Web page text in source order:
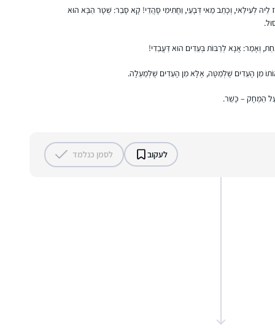
לֵיהּ לְעִילַּאי, וְכָתֵב מַאי דְּבָעֵי, וַחֲתִימִי סָהֲדֵי! קָא סָבַר: שְׁטָר הַבָּא הוּא
וְאָמַר: אֲנָא לְרַבּוֹת בְּעֵדִים הוּא דַּעֲבַדִי!
אוֹתוֹ מִן הָעֵדִים שֶׁלְּמַטָּה, אֶלָּא מִן הָעֵדִים שֶׁלְּמַעְלָה.
הַמְּחָק – כָּשֵׁר.
לעקוב לסמן כנלמד
לפני 15 שנה, אחרי עשרות שנים של "ג’ינגול” בין
לשיעורי גמרא במתן רעננה. הלימוד המעמיק
הנשים המגוונת הייתה חוויה מאלפת ומעשירה.
לפני כשמונה שנים כאשר מחזור הדף היומי הגיע
משתלבים בחיי היום יום, משפיעים ומושפעים,
וכשלא מספיקים תמיד משלימים בשבת
יודי אסקוף